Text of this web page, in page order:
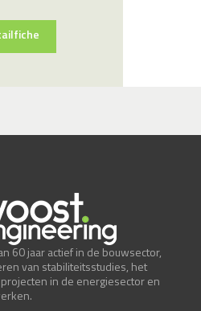
60 jaar actief in de bouwsector,
van stabiliteitsstudies, het
in de energiesector en